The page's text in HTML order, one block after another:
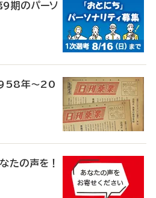
期のパーソ
年～20
たの声を！